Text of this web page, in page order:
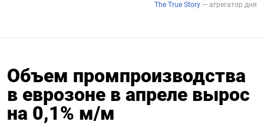
Объем промпроизводства
в еврозоне в апреле вырос
на 0,1% м/м